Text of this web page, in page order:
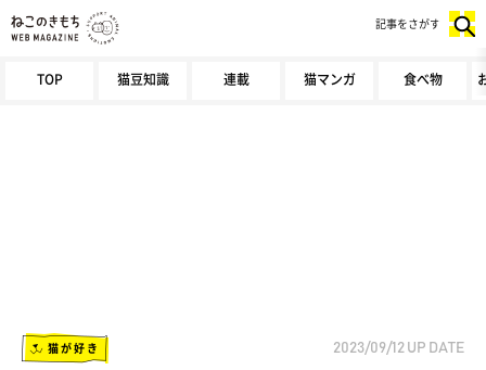
TOP 猫豆知識 連載 猫マンガ 食べ物
記事をさがす
猫が好き 2023/09/12 UP DATE